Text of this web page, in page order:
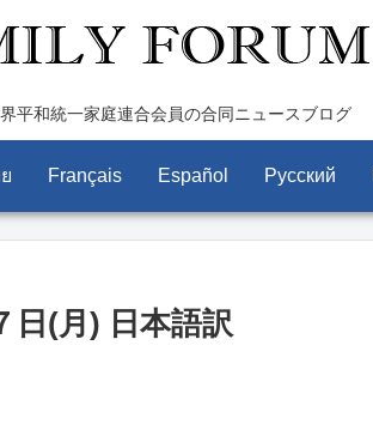
平和統一家庭連合会員の合同ニュースブログ
Français Español Pусский
日(月) 日本語訳